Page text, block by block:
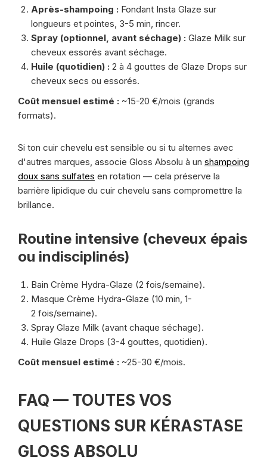
Après-shampoing : Fondant Insta Glaze sur
longueurs et pointes, 3-5 min, rincer.
Spray (optionnel, avant séchage) : Glaze Milk sur
cheveux essorés avant séchage.
Huile (quotidien) : 2 à 4 gouttes de Glaze Drops sur
cheveux secs ou essorés.
Coût mensuel estimé : ~15-20 €/mois (grands
formats).
Si ton cuir chevelu est sensible ou si tu alternes avec
d'autres marques, associe Gloss Absolu à un shampoing
doux sans sulfates en rotation — cela préserve la
barrière lipidique du cuir chevelu sans compromettre la
brillance.
Routine intensive (cheveux épais
ou indisciplinés)
Bain Crème Hydra-Glaze (2 fois/semaine).
Masque Crème Hydra-Glaze (10 min, 1-
2 fois/semaine).
Spray Glaze Milk (avant chaque séchage).
Huile Glaze Drops (3-4 gouttes, quotidien).
Coût mensuel estimé : ~25-30 €/mois.
FAQ — TOUTES VOS
QUESTIONS SUR KÉRASTASE
GLOSS ABSOLU